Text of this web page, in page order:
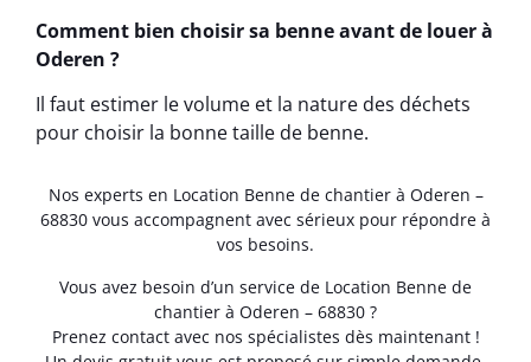
Comment bien choisir sa benne avant de louer à
Oderen ?
Il faut estimer le volume et la nature des déchets
pour choisir la bonne taille de benne.
Nos experts en Location Benne de chantier à Oderen –
68830 vous accompagnent avec sérieux pour répondre à
vos besoins.
Vous avez besoin d’un service de Location Benne de
chantier à Oderen – 68830 ?
Prenez contact avec nos spécialistes dès maintenant !